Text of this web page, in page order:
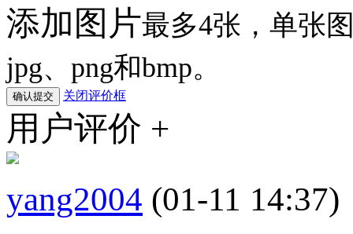
添加图片最多4张，单张
jpg、png和bmp。
关闭评价框
用户评价 +
yang2004 (01-11 14:37)